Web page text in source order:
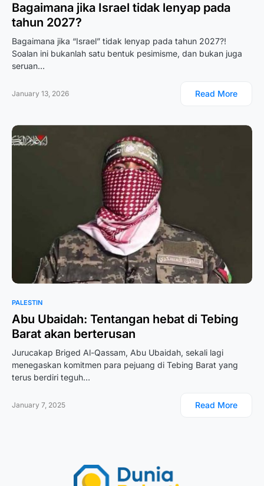
Bagaimana jika Israel tidak lenyap pada
tahun 2027?
Bagaimana jika “Israel” tidak lenyap pada tahun 2027?!
Soalan ini bukanlah satu bentuk pesimisme, dan bukan juga
seruan…
January 13, 2026 Read More
PALESTIN
Abu Ubaidah: Tentangan hebat di Tebing
Barat akan berterusan
Jurucakap Briged Al-Qassam, Abu Ubaidah, sekali lagi
menegaskan komitmen para pejuang di Tebing Barat yang
terus berdiri teguh…
January 7, 2025 Read More